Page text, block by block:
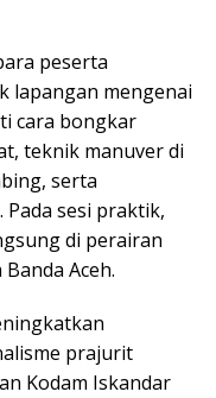
peserta
lapangan mengenai
cara bongkar
teknik manuver di
serta
sesi praktik,
di perairan
Aceh.
prajurit
Kodam Iskandar